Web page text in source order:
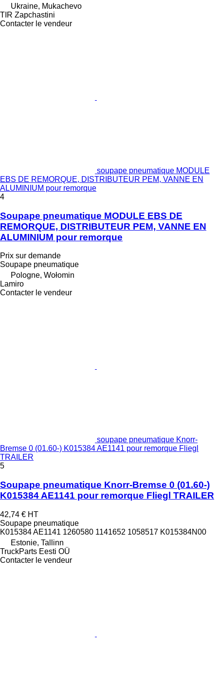
Ukraine, Mukachevo
TIR Zapchastini
Contacter le vendeur
soupape pneumatique MODULE
EBS DE REMORQUE, DISTRIBUTEUR PEM, VANNE EN
ALUMINIUM pour remorque
4
Soupape pneumatique MODULE EBS DE
REMORQUE, DISTRIBUTEUR PEM, VANNE EN
ALUMINIUM pour remorque
Prix sur demande
Soupape pneumatique
Pologne, Wołomin
Lamiro
Contacter le vendeur
soupape pneumatique Knorr-
Bremse 0 (01.60-) K015384 AE1141 pour remorque Fliegl
TRAILER
5
Soupape pneumatique Knorr-Bremse 0 (01.60-)
K015384 AE1141 pour remorque Fliegl TRAILER
42,74 € HT
Soupape pneumatique
K015384 AE1141 1260580 1141652 1058517 K015384N00
Estonie, Tallinn
TruckParts Eesti OÜ
Contacter le vendeur